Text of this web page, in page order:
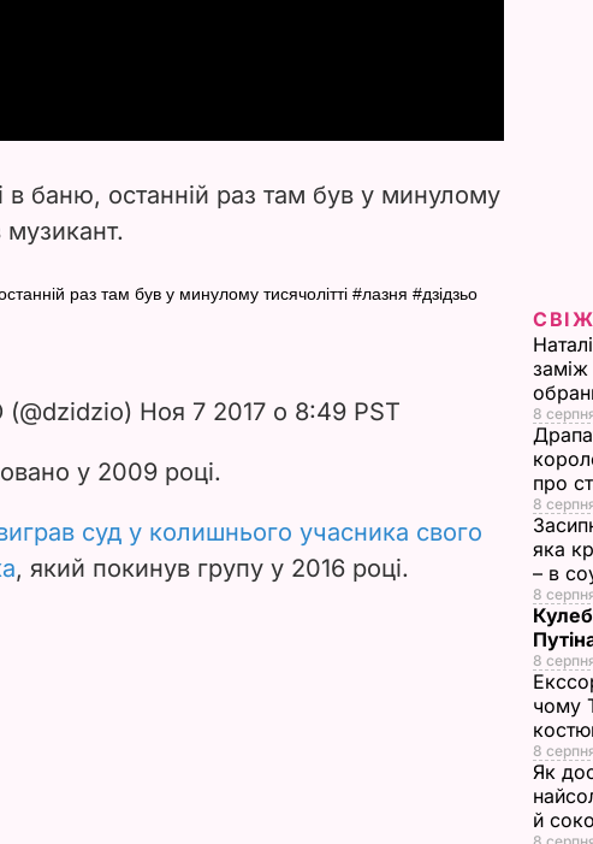
в баню, останній раз там був у минулому
музикант.
раз там був у минулому тисячолітті #лазня #дзідзьо
(@dzidzio) Ноя 7 2017 о 8:49 PST
у 2009 році.
суд у колишнього учасника свого
, який покинув групу у 2016 році.
заміж
8
про
8
яка
– в
8
8
чому
8
Як
й